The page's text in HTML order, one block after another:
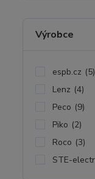
Výrobce
espb.cz (5)
Lenz (4)
Peco (9)
Piko (2)
Roco (3)
STE-